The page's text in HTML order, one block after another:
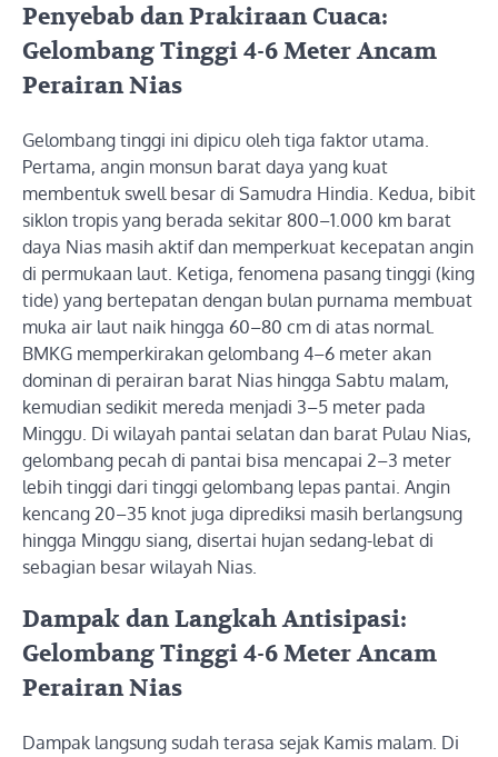
Penyebab dan Prakiraan Cuaca:
Gelombang Tinggi 4-6 Meter Ancam
Perairan Nias
Gelombang tinggi ini dipicu oleh tiga faktor utama.
Pertama, angin monsun barat daya yang kuat
membentuk swell besar di Samudra Hindia. Kedua, bibit
siklon tropis yang berada sekitar 800–1.000 km barat
daya Nias masih aktif dan memperkuat kecepatan angin
di permukaan laut. Ketiga, fenomena pasang tinggi (king
tide) yang bertepatan dengan bulan purnama membuat
muka air laut naik hingga 60–80 cm di atas normal.
BMKG memperkirakan gelombang 4–6 meter akan
dominan di perairan barat Nias hingga Sabtu malam,
kemudian sedikit mereda menjadi 3–5 meter pada
Minggu. Di wilayah pantai selatan dan barat Pulau Nias,
gelombang pecah di pantai bisa mencapai 2–3 meter
lebih tinggi dari tinggi gelombang lepas pantai. Angin
kencang 20–35 knot juga diprediksi masih berlangsung
hingga Minggu siang, disertai hujan sedang-lebat di
sebagian besar wilayah Nias.
Dampak dan Langkah Antisipasi:
Gelombang Tinggi 4-6 Meter Ancam
Perairan Nias
Dampak langsung sudah terasa sejak Kamis malam. Di